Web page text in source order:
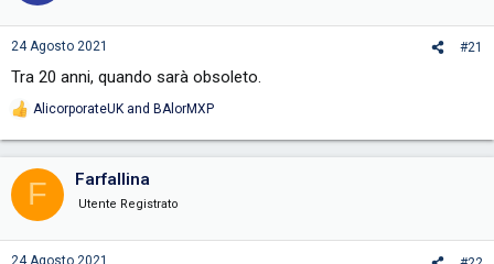
24 Agosto 2021 #21
Tra 20 anni, quando sarà obsoleto.
R
t
i
n
s
AlicorporateUK and BAlorMXP
F Farfallina
Utente Registrato
24 Agosto 2021